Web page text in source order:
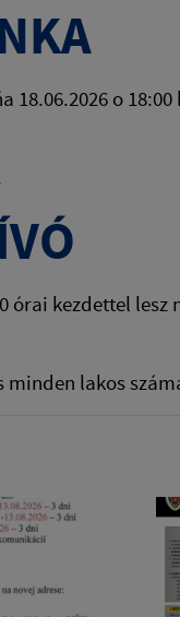
o
órai kezdettel
minden lakos